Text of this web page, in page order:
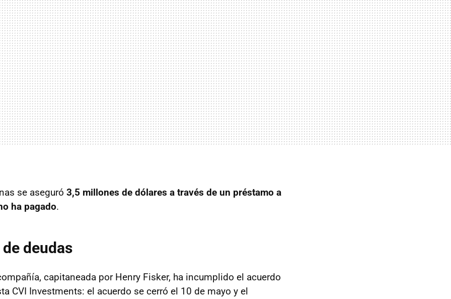
se aseguró 3,5 millones de dólares a través de un préstamo a
ha pagado.
deudas
capitaneada por Henry Fisker, ha incumplido el acuerdo
CVI Investments: el acuerdo se cerró el 10 de mayo y el